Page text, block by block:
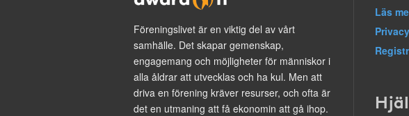
Föreningslivet är en viktig del av vårt
samhälle. Det skapar gemenskap,
engagemang och möjligheter för människor i
alla åldrar att utvecklas och ha kul. Men att
driva en förening kräver resurser, och ofta är
det en utmaning att få ekonomin att gå ihop.
Läs